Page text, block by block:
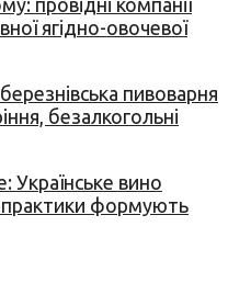
провідні компанії
ягідно-овочевої
пивоварня
безалкогольні
Українське вино
практики формують